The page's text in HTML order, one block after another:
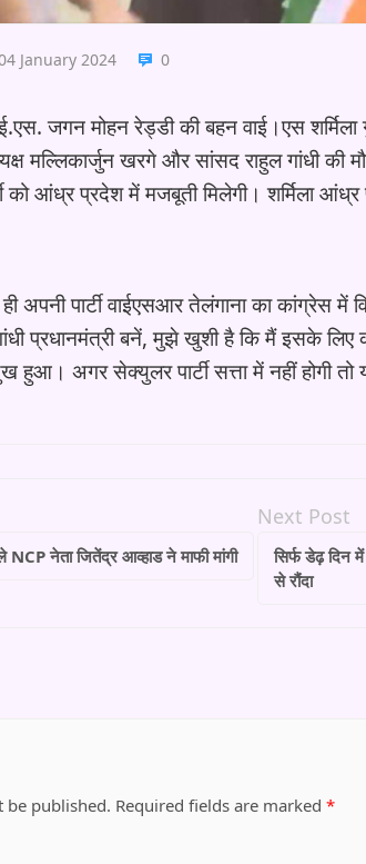
January 2024 0
जगन मोहन रेड्डी की बहन वाई।एस
मल्लिकार्जुन खरगे और सांसद राहुल गांधी की
को आंध्र प्रदेश में मजबूती मिलेगी। शर्मिला
अपनी पार्टी वाईएसआर तेलंगाना का कांग्रेस में
प्रधानमंत्री बनें, मुझे खुशी है कि मैं इसके
अगर सेक्युलर पार्टी सत्ता में नहीं होगी तो
NCP नेता जितेंद्र आव्हाड ने माफी मांगी
Next Post
सिर्फ डेढ़ दिन
से रौंदा
be published. Required fields are marked*